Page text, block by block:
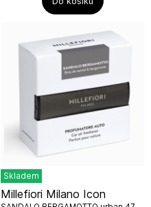
Skladem
Millefiori Milano Icon